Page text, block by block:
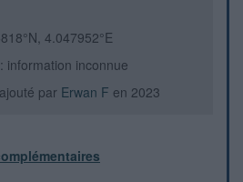
4.047952°E
information inconnue
par Erwan F en 2023